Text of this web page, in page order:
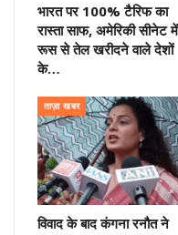
भारत पर 100% टैरिफ का
रास्ता साफ, अमेरिकी सीनेट में
रूस से तेल खरीदने वाले देशों
के…
ताज़ा खबर
विवाद के बाद कंगना रनौत ने